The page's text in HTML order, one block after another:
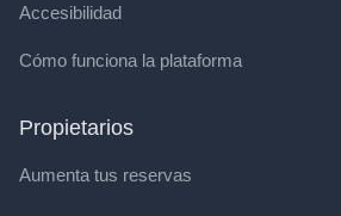
Accesibilidad
Cómo funciona la plataforma
Propietarios
Aumenta tus reservas